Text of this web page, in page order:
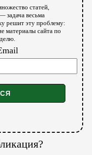
статей,
задача весьма
решит эту проблему:
материалы сайта по